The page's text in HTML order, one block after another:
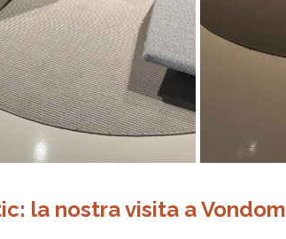
la nostra visita a Vondom